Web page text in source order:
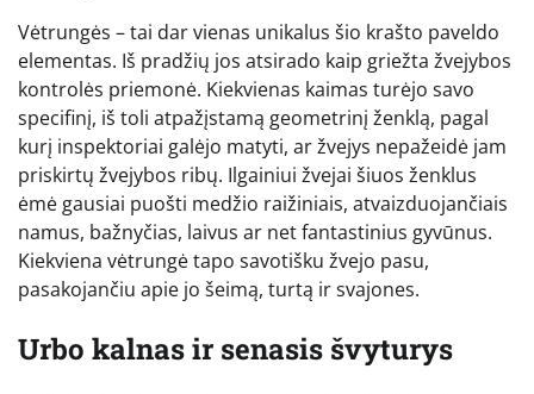
Vėtrungės – tai dar vienas unikalus šio krašto paveldo
elementas. Iš pradžių jos atsirado kaip griežta žvejybos
kontrolės priemonė. Kiekvienas kaimas turėjo savo
specifinį, iš toli atpažįstamą geometrinį ženklą, pagal
kurį inspektoriai galėjo matyti, ar žvejys nepažeidė jam
priskirtų žvejybos ribų. Ilgainiui žvejai šiuos ženklus
ėmė gausiai puošti medžio raižiniais, atvaizduojančiais
namus, bažnyčias, laivus ar net fantastinius gyvūnus.
Kiekviena vėtrungė tapo savotišku žvejo pasu,
pasakojančiu apie jo šeimą, turtą ir svajones.
Urbo kalnas ir senasis švyturys